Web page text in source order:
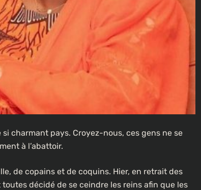
charmant pays. Croyez-nous, ces gens ne se
à l’abattoir.
de copains et de coquins. Hier, en retrait des
décidé de se ceindre les reins afin que les